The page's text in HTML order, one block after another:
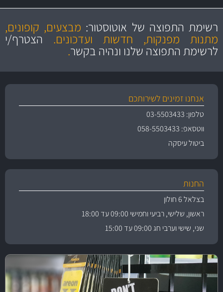
מקצועיות
ושירות מצויין
מחירים
הוגנים
והיצע מוצרים איכותירשימת התפוצה של אוטוסטור: מבצעים, קופונים,
מתנות מפנקות, חדשות ועדכונים.הצטרף/י
לרשימת התפוצה שלנו ונהיה בקשר.
אנחנו זמינים לשירותכם
טלפון: 03-5503433
ווטסאפ: 058-5503433
ביטול עיסקה
החנות
בצלאל 6 חולון
ראשון, שלישי, רביעי וחמישי 09:00 עד 18:00
שני, שישי וערבי חג 09:00 עד 15:00